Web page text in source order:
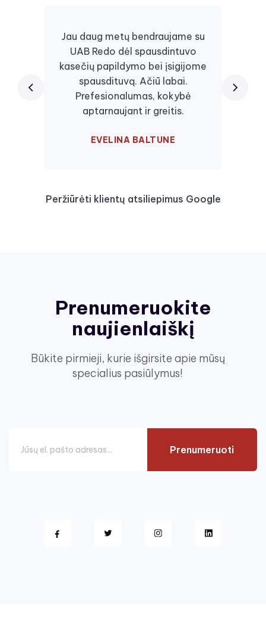
Jau daug metų bendraujame su
UAB Redo dėl spausdintuvo
kasečių papildymo bei įsigijome
spausdituvą. Ačiū labai.
Prefesionalumas, kokybė
aptarnaujant ir greitis.
EVELINA BALTUNE
Peržiūrėti klientų atsiliepimus Google
Prenumeruokite
naujienlaiškį
Būkite pirmieji, kurie išgirsite apie mūsų
specialius pasiūlymus!
Prenumeruoti